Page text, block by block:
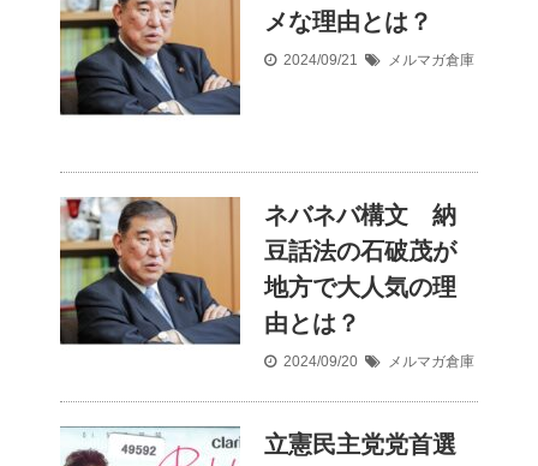
メな理由とは？
2024/09/21 メルマガ倉庫
ネバネバ構文 納
豆話法の石破茂が
地方で大人気の理
由とは？
2024/09/20 メルマガ倉庫
立憲民主党党首選